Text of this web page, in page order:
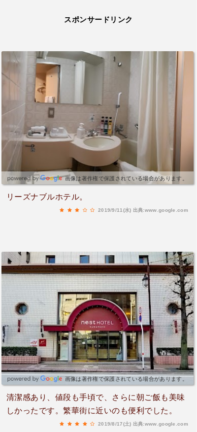
スポンサードリンク
画像は著作権で保護されている場合があります。
リーズナブルホテル。
2019/9/11(水) 出典:www.google.com
画像は著作権で保護されている場合があります。
清潔感あり、値段も手頃で、さらに朝ご飯も美味
しかったです。繁華街に近いのも便利でした。
2019/8/17(土) 出典:www.google.com